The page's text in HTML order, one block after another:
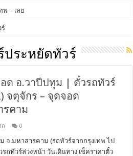
พ – เลย
ร์
ประหยัดทัวร์
ด อ.วาปีปทุม | ตั๋วรถทัวร์
จตุจักร – จุดจอด
รคาม
ถ 0
จ.มหาสารคาม (รถทัวร์จากกรุงเทพ ไป
ถทัวร์ล่วงหน้า วันเดินทาง เช็คราคาตั๋ว